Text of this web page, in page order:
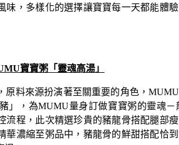
味，多樣化的選擇讓寶寶每一天都能體
寶寶粥「靈魂高湯」
原料來源扮演著至關重要的角色，
」，為MUMU量身訂做寶寶粥的靈魂
流程，此次精選珍貴的豬龍骨搭配腿部
華濃縮至粥品中，豬龍骨的鮮甜搭配恰